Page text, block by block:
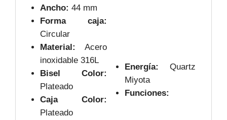
Ancho: 44 mm
Forma caja:
Circular
Material:
Acero
inoxidable 316L
Bisel Color:
Plateado
Caja Color:
Plateado
Energía:
Quartz
Miyota
Funciones: